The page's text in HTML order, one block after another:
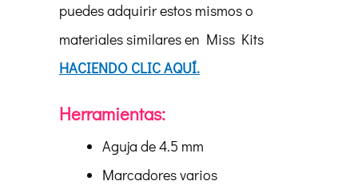
puedes adquirir estos mismos o
materiales similares en Miss Kits
HACIENDO CLIC AQUÍ.
Herramientas:
Aguja de 4.5 mm
Marcadores varios